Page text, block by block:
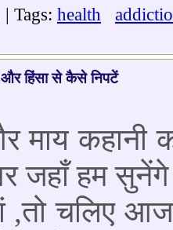
Tags: health
और हिंसा से कैसे निपटें
माय
जहाँ हम
,तो चलिए